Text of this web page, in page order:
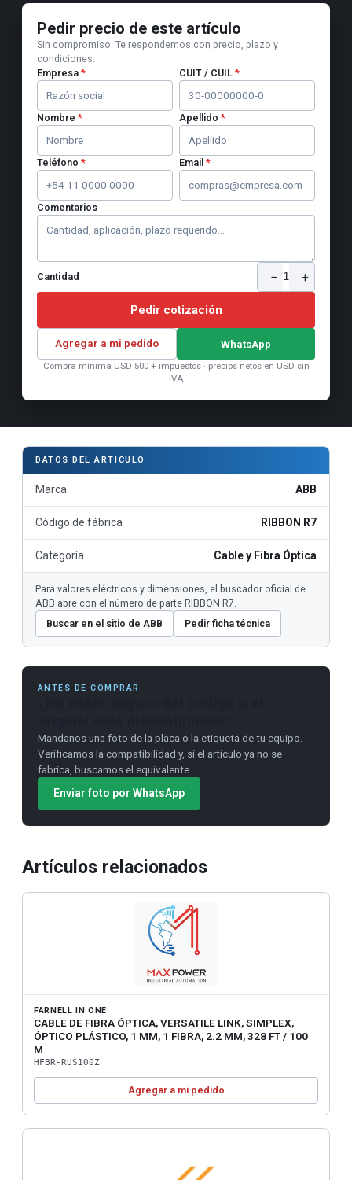
Pedir precio de este artículo
Sin compromiso. Te respondemos con precio, plazo y
condiciones.
Empresa * CUIT / CUIL *
Nombre * Apellido *
Teléfono * Email *
Comentarios
Cantidad − 1 +
Pedir cotización
Agregar a mi pedido WhatsApp
Compra mínima USD 500 + impuestos · precios netos en USD sin
IVA
DATOS DEL ARTÍCULO
Marca ABB
Código de fábrica RIBBON R7
Categoría Cable y Fibra Óptica
Para valores eléctricos y dimensiones, el buscador oficial de
ABB abre con el número de parte RIBBON R7.
Buscar en el sitio de ABB
Pedir ficha técnica
ANTES DE COMPRAR
Mandanos una foto de la placa o la etiqueta de tu equipo.
Verificamos la compatibilidad y, si el artículo ya no se
fabrica, buscamos el equivalente.
Enviar foto por WhatsApp
Artículos relacionados
FARNELL IN ONE
CABLE DE FIBRA ÓPTICA, VERSATILE LINK, SIMPLEX,
ÓPTICO PLÁSTICO, 1 MM, 1 FIBRA, 2.2 MM, 328 FT / 100
M
HFBR-RUS100Z
Agregar a mi pedido